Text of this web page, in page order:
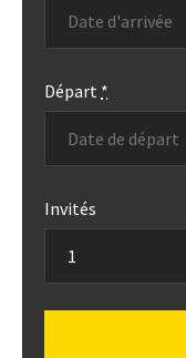
Départ *
Invités